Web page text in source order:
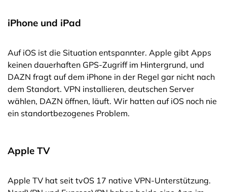
iPhone und iPad
Auf iOS ist die Situation entspannter. Apple gibt Apps
keinen dauerhaften GPS-Zugriff im Hintergrund, und
DAZN fragt auf dem iPhone in der Regel gar nicht nach
dem Standort. VPN installieren, deutschen Server
wählen, DAZN öffnen, läuft. Wir hatten auf iOS noch nie
ein standortbezogenes Problem.
Apple TV
Apple TV hat seit tvOS 17 native VPN-Unterstützung.